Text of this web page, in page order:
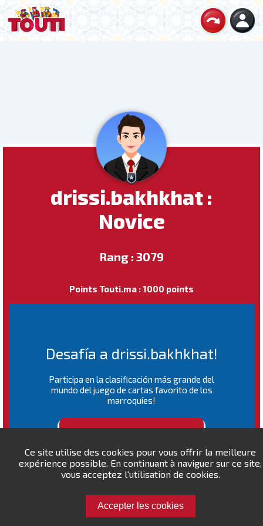
Ce site utilise des cookies pour vous offrir la meilleure
expérience possible. En continuant à naviguer sur ce site,
vous acceptez l'utilisation de cookies.
Accepter les cookies
drissi.bakhkhat :
Novice
Rang : 3079
Points Touti.ma : 1000 points
Desafía a drissi.bakhkhat!
Participa en la clasificación más grande del
mundo del juego de cartas favorito de los
marroquíes!
RANKING MUNDIAL